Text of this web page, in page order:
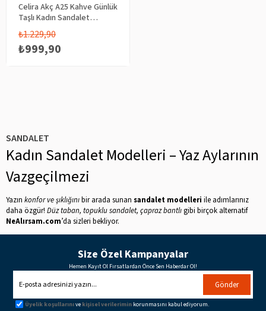
Celira Akç A25 Kahve Günlük
Taşlı Kadın Sandalet
Ayakkabı
₺999,90
₺1.229,90
SANDALET
Kadın Sandalet Modelleri – Yaz Aylarının
Vazgeçilmezi
Yazın konfor ve şıklığınıbir arada sunan sandalet modelleri ile adımlarınız
daha özgür! Düz taban, topuklu sandalet, çapraz bantlıgibi birçok alternatif
NeAlırsam.com’da sizleri bekliyor.
Size Özel Kampanyalar
Hemen Kayıt Ol Fırsatlardan Önce Sen Haberdar Ol!
Gönder
Üyelik koşullarınıve kişisel verilerimin korunmasını kabul ediyorum.